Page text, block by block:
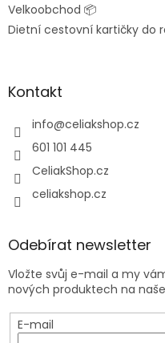
Velkoobchod 📦
Dietní cestovní kartičky do
Kontakt
info@celiakshop.cz
601 101 445
CeliakShop.cz
celiakshop.cz
Odebírat newsletter
Vložte svůj e-mail a my
nových produktech na
E-mail